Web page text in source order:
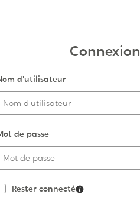
Connexion
d'utilisateur
de passe
Rester connecté